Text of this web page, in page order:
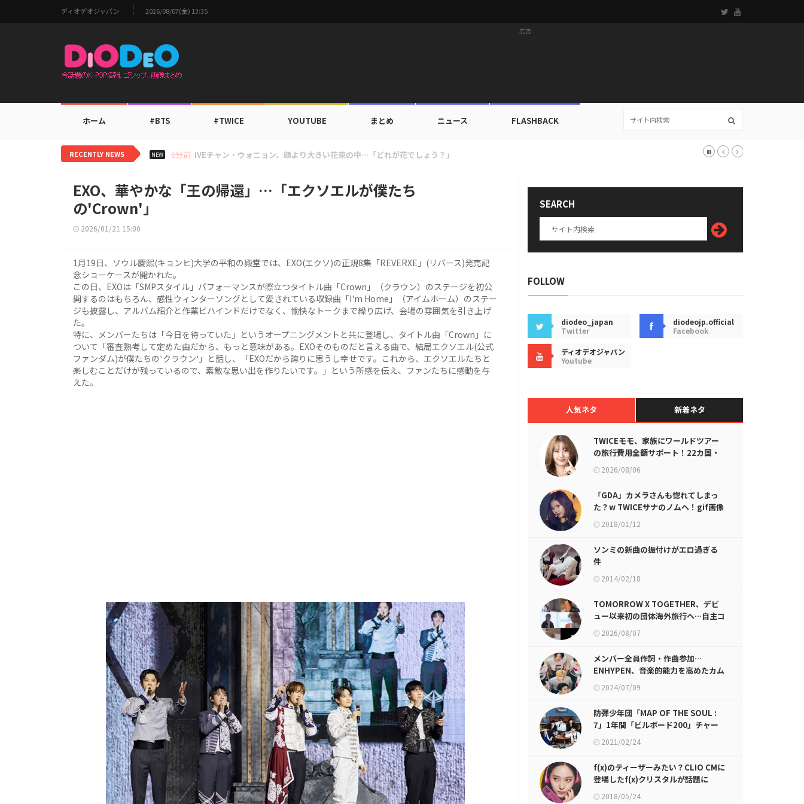
ディオデオジャパン 2026/08/07(金) 13:35
広告
ホーム #BTS #TWICE YOUTUBE まとめ ニュース FLASHBACK
RECENTLY NEWS NEW 2時間前 TOMORROW X TOGETHER、デビュー以来初の団体海外旅行へ…自主コンテンツ公開！
EXO、華やかな「王の帰還」…「エクソエルが僕たち
の'Crown'」
2026/01/21 15:00
1月19日、ソウル慶熙(キョンヒ)大学の平和の殿堂では、EXO(エクソ)の正規8集「REVERXE」(リバース)発売記
念ショーケースが開かれた。
この日、EXOは「SMPスタイル」パフォーマンスが際立つタイトル曲「Crown」（クラウン）のステージを初公
開するのはもちろん、感性ウィンターソングとして愛されている収録曲「I'm Home」（アイムホーム）のステー
ジも披露し、アルバム紹介と作業ビハインドだけでなく、愉快なトークまで繰り広げ、会場の雰囲気を引き上げ
た。
特に、メンバーたちは「今日を待っていた」というオープニングメントと共に登場し、タイトル曲「Crown」に
ついて「審査熟考して定めた曲だから、もっと意味がある。EXOそのものだと言える曲で、結局エクソエル(公式
ファンダム)が僕たちの‛クラウン‘」と話し、「EXOだから誇りに思うし幸せです。これから、エクソエルたちと
楽しむことだけが残っているので、素敵な思い出を作りたいです。」という所感を伝え、ファンたちに感動を与
えた。
SEARCH
FOLLOW
diodeo_japan
Twitter
diodeojp.official
Facebook
ディオデオジャパン
Youtube
人気ネタ 新着ネタ
TWICEモモ、家族にワールドツアー
の旅行費用全額サポート！22カ国・
64都市以上
2026/08/06
「GDA」カメラさんも惚れてしまっ
た？w TWICEサナのノムヘ！gif画像
が話題に
2018/01/12
ソンミの新曲の振付けがエロ過ぎる
件
2014/02/18
TOMORROW X TOGETHER、デビ
ュー以来初の団体海外旅行へ…自主コ
ンテンツ公開！
2026/08/07
メンバー全員作詞・作曲参加…
ENHYPEN、音楽的能力を高めたカム
バック
2024/07/09
防弾少年団「MAP OF THE SOUL :
7」1年間「ビルボード200」チャー
トインの大記録
2021/02/24
f(x)のティーザーみたい？CLIO CMに
登場したf(x)クリスタルが話題に
2018/05/24